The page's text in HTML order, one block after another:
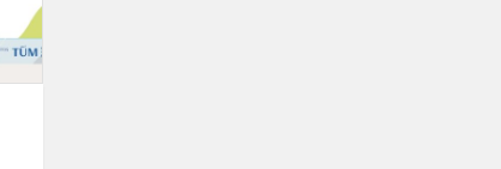
HARMO...